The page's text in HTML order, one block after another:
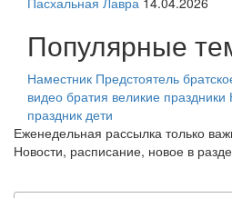
Популярные
Наместник Предстоятель
видео братия великие праздники
праздник дети
Еженедельная рассылка только
Новости, расписание, новое в